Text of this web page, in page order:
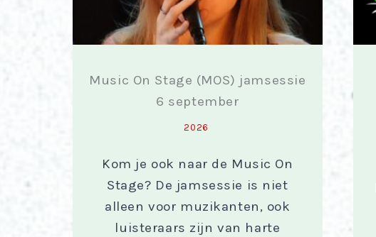
Music On Stage (MOS) jamsessie
6 september
2026
Kom je ook naar de Music On
Stage? De jamsessie is niet
alleen voor muzikanten, ook
luisteraars zijn van harte